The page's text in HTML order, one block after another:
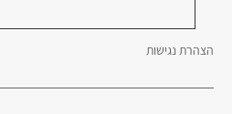
הצהרת נגישות